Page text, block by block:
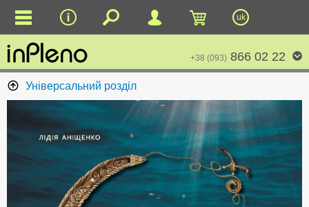
uk
+38 (093) 866 02 22
Універсальний розділ